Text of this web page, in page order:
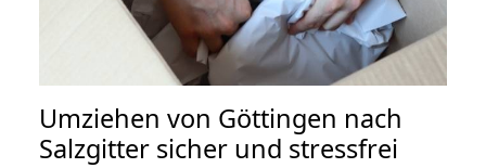
Umziehen von Göttingen nach
Salzgitter sicher und stressfrei